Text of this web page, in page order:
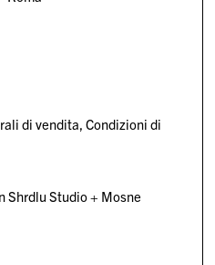
di vendita Condizioni di
Shrdlu Studio+ Mosne